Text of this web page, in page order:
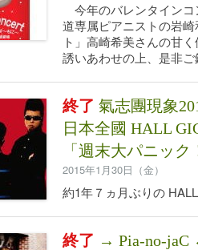
今年のバレンタイン
道専属ピアニストの岩
ト」高崎希美さんの甘
誘いあわせの上、是非
終了 氣志團現象
日本全國 HALL
「週末大パニック
2015年1月30日（金）
約1年７ヵ月ぶりの
終了 → Pia-no-jaC